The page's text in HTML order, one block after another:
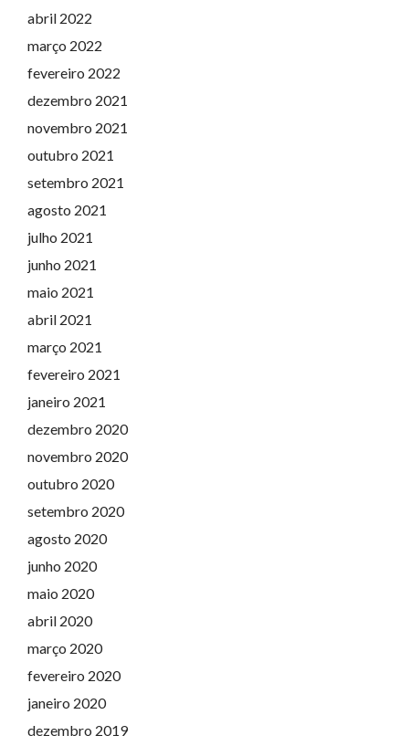
abril 2022
março 2022
fevereiro 2022
dezembro 2021
novembro 2021
outubro 2021
setembro 2021
agosto 2021
julho 2021
junho 2021
maio 2021
abril 2021
março 2021
fevereiro 2021
janeiro 2021
dezembro 2020
novembro 2020
outubro 2020
setembro 2020
agosto 2020
junho 2020
maio 2020
abril 2020
março 2020
fevereiro 2020
janeiro 2020
dezembro 2019